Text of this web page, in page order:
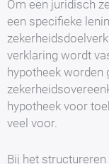
Om een juridisch
een specifieke
verklaring wordt
hypotheek worden
hypotheek voor
veel voor.
Bij het